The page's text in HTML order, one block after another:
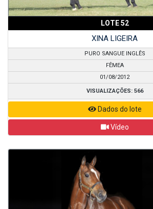
LOTE 52
XINA LIGEIRA
PURO SANGUE INGLÊS
FÊMEA
01/08/2012
VISUALIZAÇÕES: 566
Dados do lote
Vídeo